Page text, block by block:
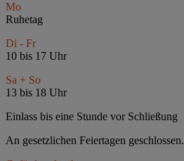
Mo
Ruhetag
Di - Fr
10 bis 17 Uhr
Sa + So
13 bis 18 Uhr
Einlass bis eine Stunde vor Schließung
An gesetzlichen Feiertagen geschlossen.